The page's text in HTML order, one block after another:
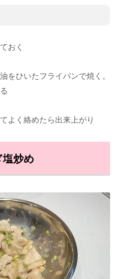
おく
をひいたフライパンで焼く。
よく絡めたら出来上がり
炒め